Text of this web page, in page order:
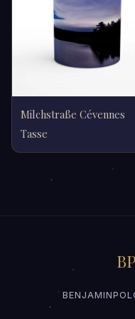
Milchstraße Cévennes
Tasse